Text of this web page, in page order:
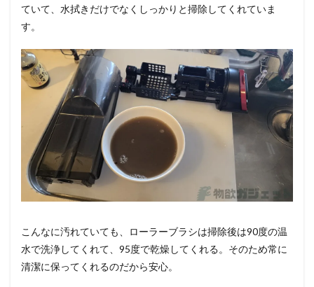
ていて、水拭きだけでなくしっかりと掃除してくれていま
す。
こんなに汚れていても、ローラーブラシは掃除後は90度の温
水で洗浄してくれて、95度で乾燥してくれる。そのため常に
清潔に保ってくれるのだから安心。